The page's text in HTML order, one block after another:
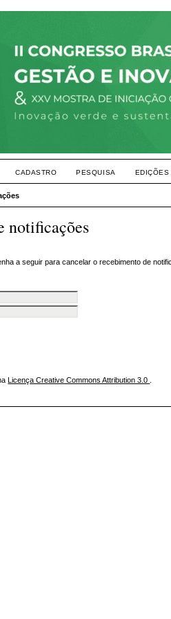
CADASTRO PESQUISA EDIÇÕES
notificações
a seguir para cancelar o recebimento de
Licença Creative Commons Attribution 3.0